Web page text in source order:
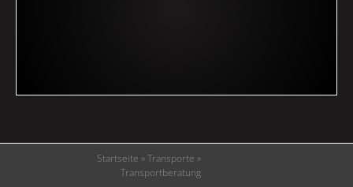
Startseite »Transporte »
Transportberatung